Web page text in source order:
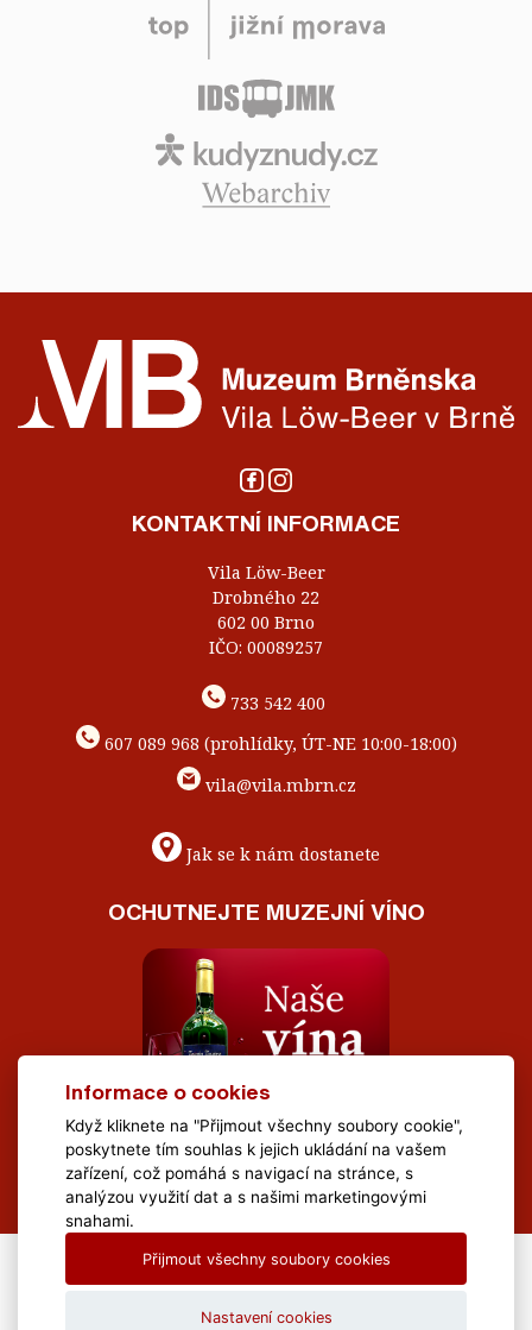
KONTAKTNÍ INFORMACE
Vila Löw-Beer
Drobného 22
602 00 Brno
IČO: 00089257
733 542 400
607 089 968 (prohlídky, ÚT-NE 10:00-18:00)
vila@vila.mbrn.cz
Jak se k nám dostanete
OCHUTNEJTE MUZEJNÍ VÍNO
All Rights Reserved Muzeum Brněnska © 2020, Webdesign by
Informace o cookies
Když kliknete na "Přijmout všechny soubory cookie",
poskytnete tím souhlas k jejich ukládání na vašem
zařízení, což pomáhá s navigací na stránce, s
analýzou využití dat a s našimi marketingovými
snahami.
Přijmout všechny soubory cookies
Nastavení cookies